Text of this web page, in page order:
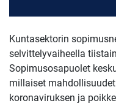
Kuntasektorin
selvittelyvaiheella
Sopimusosapuolet
millaiset
koronaviruksen ja